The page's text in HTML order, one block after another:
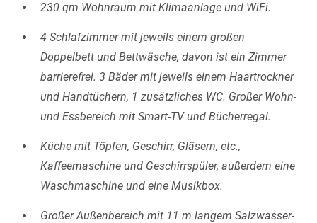
230 qm Wohnraum mit Klimaanlage und WiFi.
4 Schlafzimmer mit jeweils einem großen
Doppelbett und Bettwäsche, davon ist ein Zimmer
barrierefrei. 3 Bäder mit jeweils einem Haartrockner
und Handtüchern, 1 zusätzliches WC. Großer Wohn-
und Essbereich mit Smart-TV und Bücherregal.
Küche mit Töpfen, Geschirr, Gläsern, etc.,
Kaffeemaschine und Geschirrspüler, außerdem eine
Waschmaschine und eine Musikbox.
Großer Außenbereich mit 11 m langem Salzwasser-